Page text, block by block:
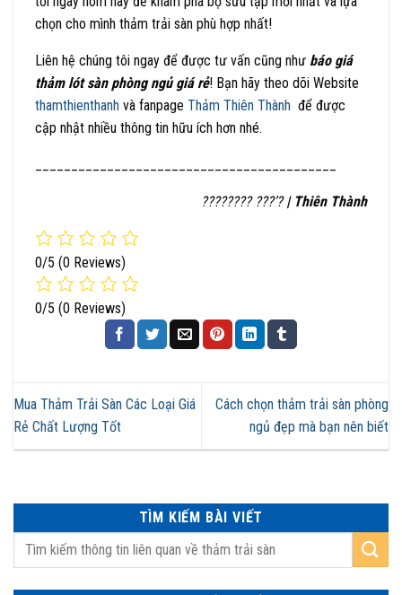
TÌM KIẾM BÀI VIẾT
chọn cho mình thảm trải sàn phù hợp nhất!
Liên hệ chúng tôi ngay để được tư vấn cũng như báo giá
thảm lót sàn phòng ngủ giá rẻ! Bạn hãy theo dõi Website
thamthienthanh và fanpage Thảm Thiên Thành để được
cập nhật nhiều thông tin hữu ích hơn nhé.
???????? ???’?| Thiên Thành
0/5 (0 Reviews)
0/5 (0 Reviews)
Mua Thảm Trải Sàn Các Loại Giá
Rẻ Chất Lượng Tốt
Cách chọn thảm trải sàn phòng
ngủ đẹp mà bạn nên biết